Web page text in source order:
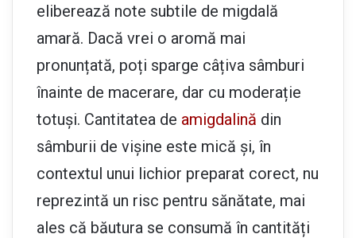
eliberează note subtile de migdală
amară. Dacă vrei o aromă mai
pronunțată, poți sparge câțiva sâmburi
înainte de macerare, dar cu moderație
totuși. Cantitatea de amigdalină din
sâmburii de vișine este mică și, în
contextul unui lichior preparat corect, nu
reprezintă un risc pentru sănătate, mai
ales că băutura se consumă în cantități